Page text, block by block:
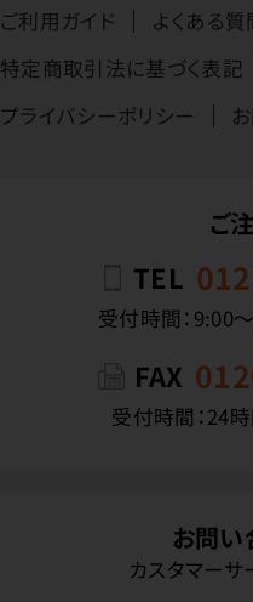
ご利用ガイド よくある質
特定商取引法に基づく表記
プライバシーポリシー
ご
TEL
受付時間：9:00
FAX
受付時間：24
お問い
カスタマーサ